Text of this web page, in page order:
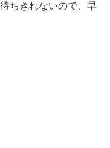
ちきれないので、早